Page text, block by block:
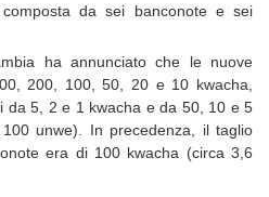
da sei banconote e sei
ha annunciato che le nuove
200, 100, 50, 20 e 10 kwacha,
da 5, 2 e 1 kwacha e da 50, 10 e 5
unwe). In precedenza, il taglio
era di 100 kwacha (circa 3,6